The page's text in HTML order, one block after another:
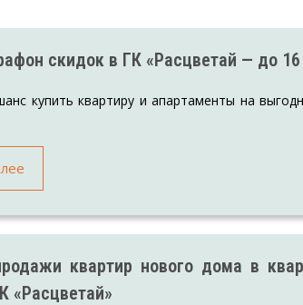
скидок в ГК «Расцветай — до 16
купить квартиру и апартаменты на
квартир нового дома в
«Расцветай»